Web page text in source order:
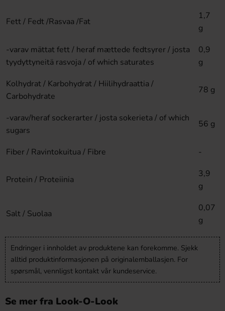
Fett / Fedt /Rasvaa /Fat
1,7
g
-varav mättat fett / heraf mættede fedtsyrer / josta
tyydyttyneitä rasvoja / of which saturates
0,9
g
Kolhydrat / Karbohydrat / Hiilihydraattia /
Carbohydrate
78 g
-varav/heraf sockerarter / josta sokerieta / of which
sugars
56 g
Fiber / Ravintokuitua / Fibre -
Protein / Proteiinia
3,9
g
Salt / Suolaa
0,07
g
Endringer i innholdet av produktene kan forekomme. Sjekk
alltid produktinformasjonen på originalemballasjen. For
spørsmål, vennligst kontakt vår kundeservice.
Se mer fra Look-O-Look